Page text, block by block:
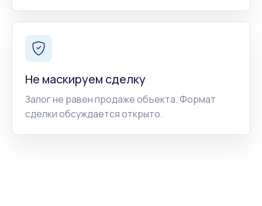
Не маскируем сделку
Залог не равен продаже объекта. Формат
сделки обсуждается открыто.